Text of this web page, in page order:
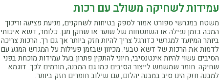
עמידות לשחיקה משולב עם רכות
משטח במגרשי ספורט אמור לספק בטיחות לשחקנים, מניעת פציעה וריכוך
המכה בזמן נפילה או השתטחות של שוער או שחקן מגן. כלומר, דשא איכותי
ביותר המיועד למגרשי כדורגל צריך להיות חזק ביותר אך גם רך. הרכות צריכה
לדמות את הרכות של דשא טבעי. מכיוון שבזמן פעילות על המגרש המגע עם
הסיבים עשוי להיות אינטנסיבי, חיוני להתקין פתרון בעל עמידות מוכחת בפני
שחיקה. חומר שמשמש לייצור הסיבים כמו גם המבנה, תורמים לכך. דוגמא
למבנה חזק הינו סיב במבנה יהלום, עם שילוב חומרים חזק ביותר.